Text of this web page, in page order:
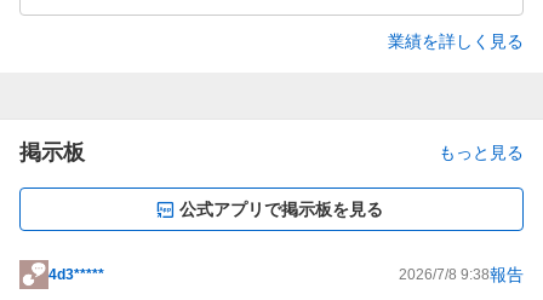
業績を詳しく見る
掲示板 もっと見る
公式アプリで掲示板を見る
掲
4d3***** 2026/7/8 9:38報告